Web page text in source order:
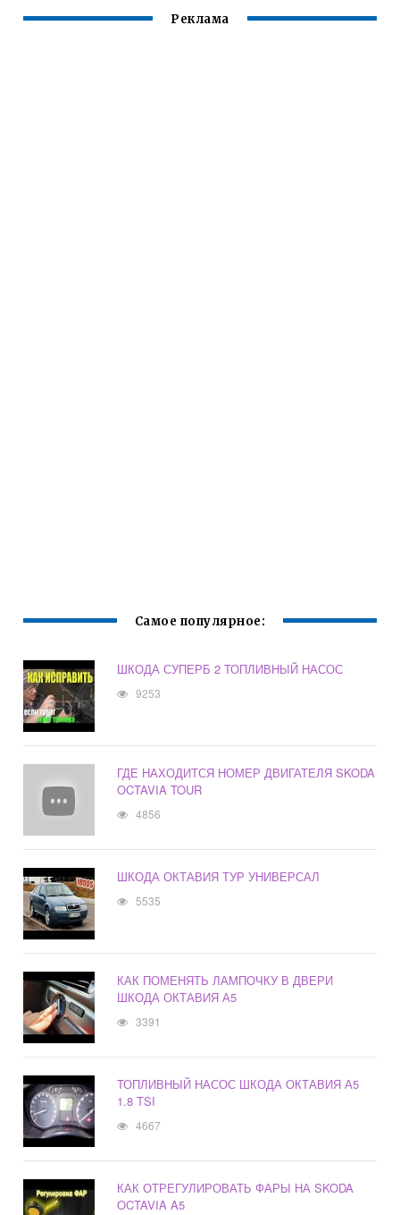
Реклама
Самое популярное:
ШКОДА СУПЕРБ 2 ТОПЛИВНЫЙ НАСОС
9253
ГДЕ НАХОДИТСЯ НОМЕР ДВИГАТЕЛЯ SKODA
OCTAVIA TOUR
4856
ШКОДА ОКТАВИЯ ТУР УНИВЕРСАЛ
5535
КАК ПОМЕНЯТЬ ЛАМПОЧКУ В ДВЕРИ
ШКОДА ОКТАВИЯ А5
3391
ТОПЛИВНЫЙ НАСОС ШКОДА ОКТАВИЯ А5
1.8 TSI
4667
КАК ОТРЕГУЛИРОВАТЬ ФАРЫ НА SKODA
OCTAVIA A5